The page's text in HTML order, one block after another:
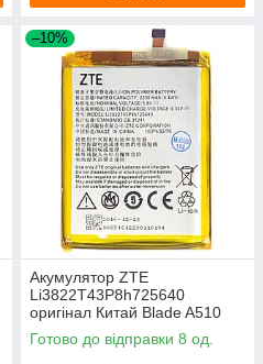
–10%
Акумулятор ZTE
Li3822T43P8h725640
оригінал Китай Blade A510
2200 mAh
Готово до відправки 8 од.